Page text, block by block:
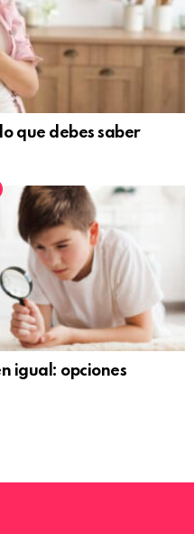
que debes saber
igual: opciones